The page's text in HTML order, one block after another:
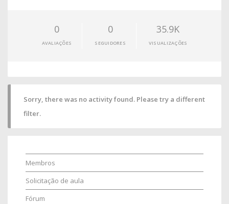
0
AVALIAÇÕES
0
SEGUIDORES
35.9K
VISUALIZAÇÕES
Sorry, there was no activity found. Please try a different
filter.
Membros
Solicitação de aula
Fórum